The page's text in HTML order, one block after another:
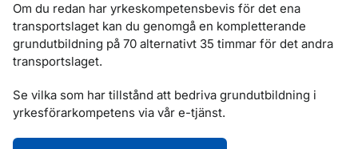
Om du redan har yrkeskompetensbevis för det ena
transportslaget kan du genomgå en kompletterande
grundutbildning på 70 alternativt 35 timmar för det andra
transportslaget.
Se vilka som har tillstånd att bedriva grundutbildning i
yrkesförarkompetens via vår e-tjänst.